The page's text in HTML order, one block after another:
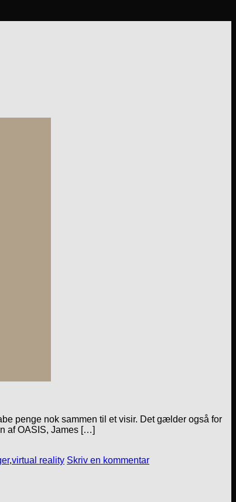
penge nok sammen til et visir. Det gælder også for
af OASIS, James […]
,virtual reality Skriv en kommentar